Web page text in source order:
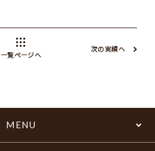
一覧ページへ
次の実績へ
MENU